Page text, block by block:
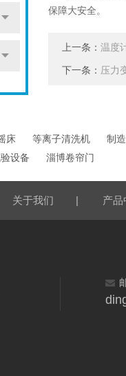
保障大安全。
上一条： 温度
下一条： 压力
床 等离子清洗机
制
设备 淄博卷帘门
关于我们 | 产品